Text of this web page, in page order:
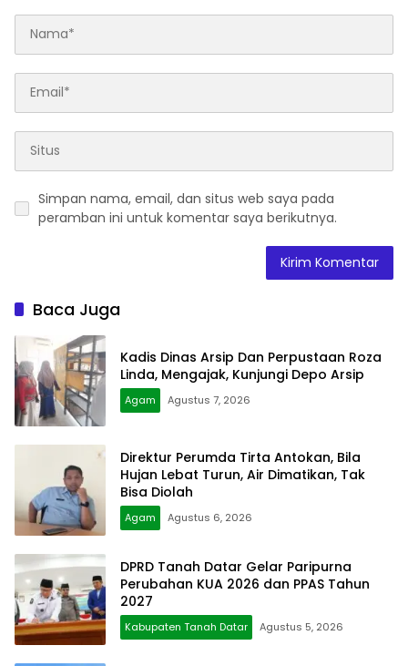
Simpan nama, email, dan situs web saya pada
peramban ini untuk komentar saya berikutnya.
Baca Juga
Kadis Dinas Arsip Dan Perpustaan Roza
Linda, Mengajak, Kunjungi Depo Arsip
Agam Agustus 7, 2026
Direktur Perumda Tirta Antokan, Bila
Hujan Lebat Turun, Air Dimatikan, Tak
Bisa Diolah
Agam Agustus 6, 2026
DPRD Tanah Datar Gelar Paripurna
Perubahan KUA 2026 dan PPAS Tahun
2027
Kabupaten Tanah Datar Agustus 5, 2026